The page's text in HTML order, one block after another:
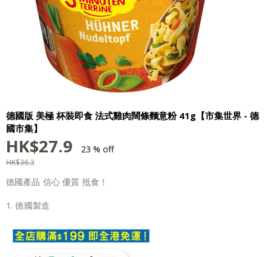
德國版 美極 杯裝即食 法式雞肉闊條麵意粉 41g【市集世界 - 德
國市集】
HK$27.9 23 % off
HK$36.3
德國產品 信心 優質 抵食！
1. 德國製造